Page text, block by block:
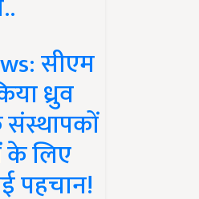
सीएम
ध्रुव
संस्थापकों
के लिए
पहचान!